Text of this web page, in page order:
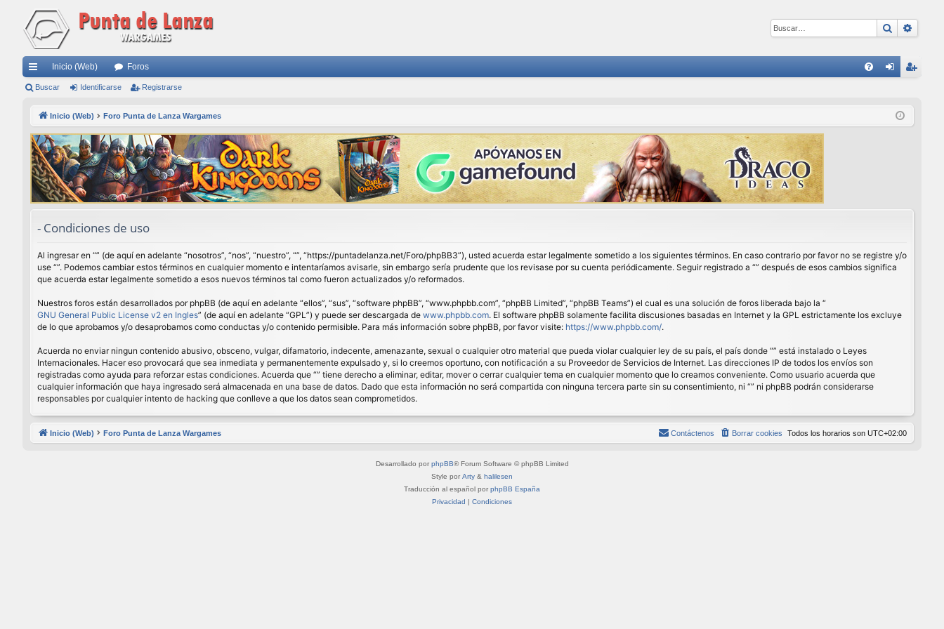
Buscar
nl
rá
pi
do
Inicio (Web) Foros
ist
Buscar Identificarse Registrarse
Inicio (Web) Foro Punta de Lanza Wargames
- Condiciones de uso
Al ingresar en “” (de aquí en adelante “nosotros”, “nos”, “nuestro”, “”, “https://puntadelanza.net/Foro/phpBB3”), usted acuerda estar legalmente sometido a los siguientes términos. En caso contrario por favor no se registre y/o
use “”. Podemos cambiar estos términos en cualquier momento e intentaríamos avisarle, sin embargo sería prudente que los revisase por su cuenta periódicamente. Seguir registrado a “” después de esos cambios significa
que acuerda estar legalmente sometido a esos nuevos términos tal como fueron actualizados y/o reformados.
Nuestros foros están desarrollados por phpBB (de aquí en adelante “ellos”, “sus”, “software phpBB”, “www.phpbb.com”, “phpBB Limited”, “phpBB Teams”) el cual es una solución de foros liberada bajo la “
GNU General Public License v2 en Ingles” (de aquí en adelante “GPL”) y puede ser descargada de www.phpbb.com. El software phpBB solamente facilita discusiones basadas en Internet y la GPL estrictamente los excluye
de lo que aprobamos y/o desaprobamos como conductas y/o contenido permisible. Para más información sobre phpBB, por favor visite: https://www.phpbb.com/.
Acuerda no enviar ningun contenido abusivo, obsceno, vulgar, difamatorio, indecente, amenazante, sexual o cualquier otro material que pueda violar cualquier ley de su país, el país donde “” está instalado o Leyes
Internacionales. Hacer eso provocará que sea inmediata y permanentemente expulsado y, si lo creemos oportuno, con notificación a su Proveedor de Servicios de Internet. Las direcciones IP de todos los envíos son
registradas como ayuda para reforzar estas condiciones. Acuerda que “” tiene derecho a eliminar, editar, mover o cerrar cualquier tema en cualquier momento que lo creamos conveniente. Como usuario acuerda que
cualquier información que haya ingresado será almacenada en una base de datos. Dado que esta información no será compartida con ninguna tercera parte sin su consentimiento, ni “” ni phpBB podrán considerarse
responsables por cualquier intento de hacking que conlleve a que los datos sean comprometidos.
Inicio (Web) Foro Punta de Lanza Wargames Todos los horarios son UTC+02:00
Borrar cookies
Contáctenos
Desarrollado por phpBB® Forum Software © phpBB Limited
Style por Arty & halilesen
Traducción al español por phpBB España
Privacidad | Condiciones